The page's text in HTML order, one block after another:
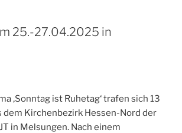
25.-27.04.2025 in
‚Sonntag ist Ruhetag‘ trafen sich 13
dem Kirchenbezirk Hessen-Nord der
in Melsungen. Nach einem